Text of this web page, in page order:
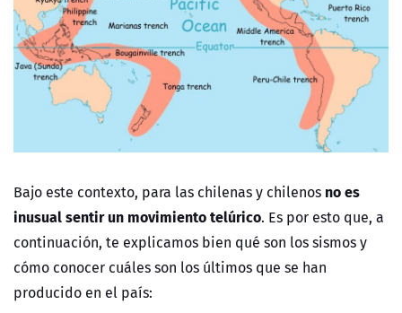
Bajo este contexto, para las chilenas y chilenos no es
inusual sentir un movimiento telúrico. Es por esto que, a
continuación, te explicamos bien qué son los sismos y
cómo conocer cuáles son los últimos que se han
producido en el país: